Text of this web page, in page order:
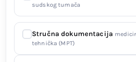
sudskog tumača
Stručna dokumentacija
tehnička (MPT)